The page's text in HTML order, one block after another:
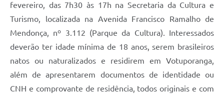
fevereiro, das 7h30 às 17h na Secretaria da Cultura e
Turismo, localizada na Avenida Francisco Ramalho de
Mendonça, nº 3.112 (Parque da Cultura). Interessados
deverão ter idade mínima de 18 anos, serem brasileiros
natos ou naturalizados e residirem em Votuporanga,
além de apresentarem documentos de identidade ou
CNH e comprovante de residência, todos originais e com